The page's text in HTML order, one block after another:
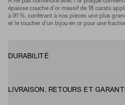
À ne pas confondre avec l'or plaqué
épaisse couche d'or massif de 18 carats
à 91 %, conférant à nos pièces une plus
et le toucher d'un bijou en or pour une
DURABILITÉ
LIVRAISON, RETOURS ET